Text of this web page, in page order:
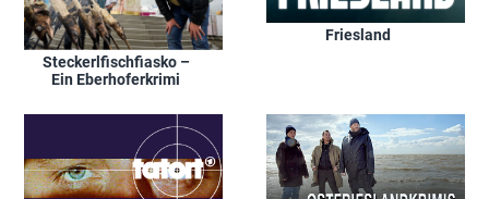
Steckerlfischfiasko –
Ein Eberhoferkrimi
Friesland